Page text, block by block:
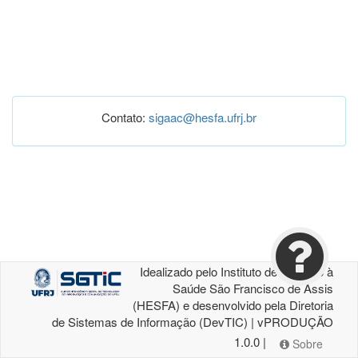
Contato: sigaac@hesfa.ufrj.br
Idealizado pelo Instituto de Atenção à
Saúde São Francisco de Assis
(HESFA) e desenvolvido pela Diretoria
de Sistemas de Informação (DevTIC) | vPRODUÇÃO
1.0.0 |
Sobre